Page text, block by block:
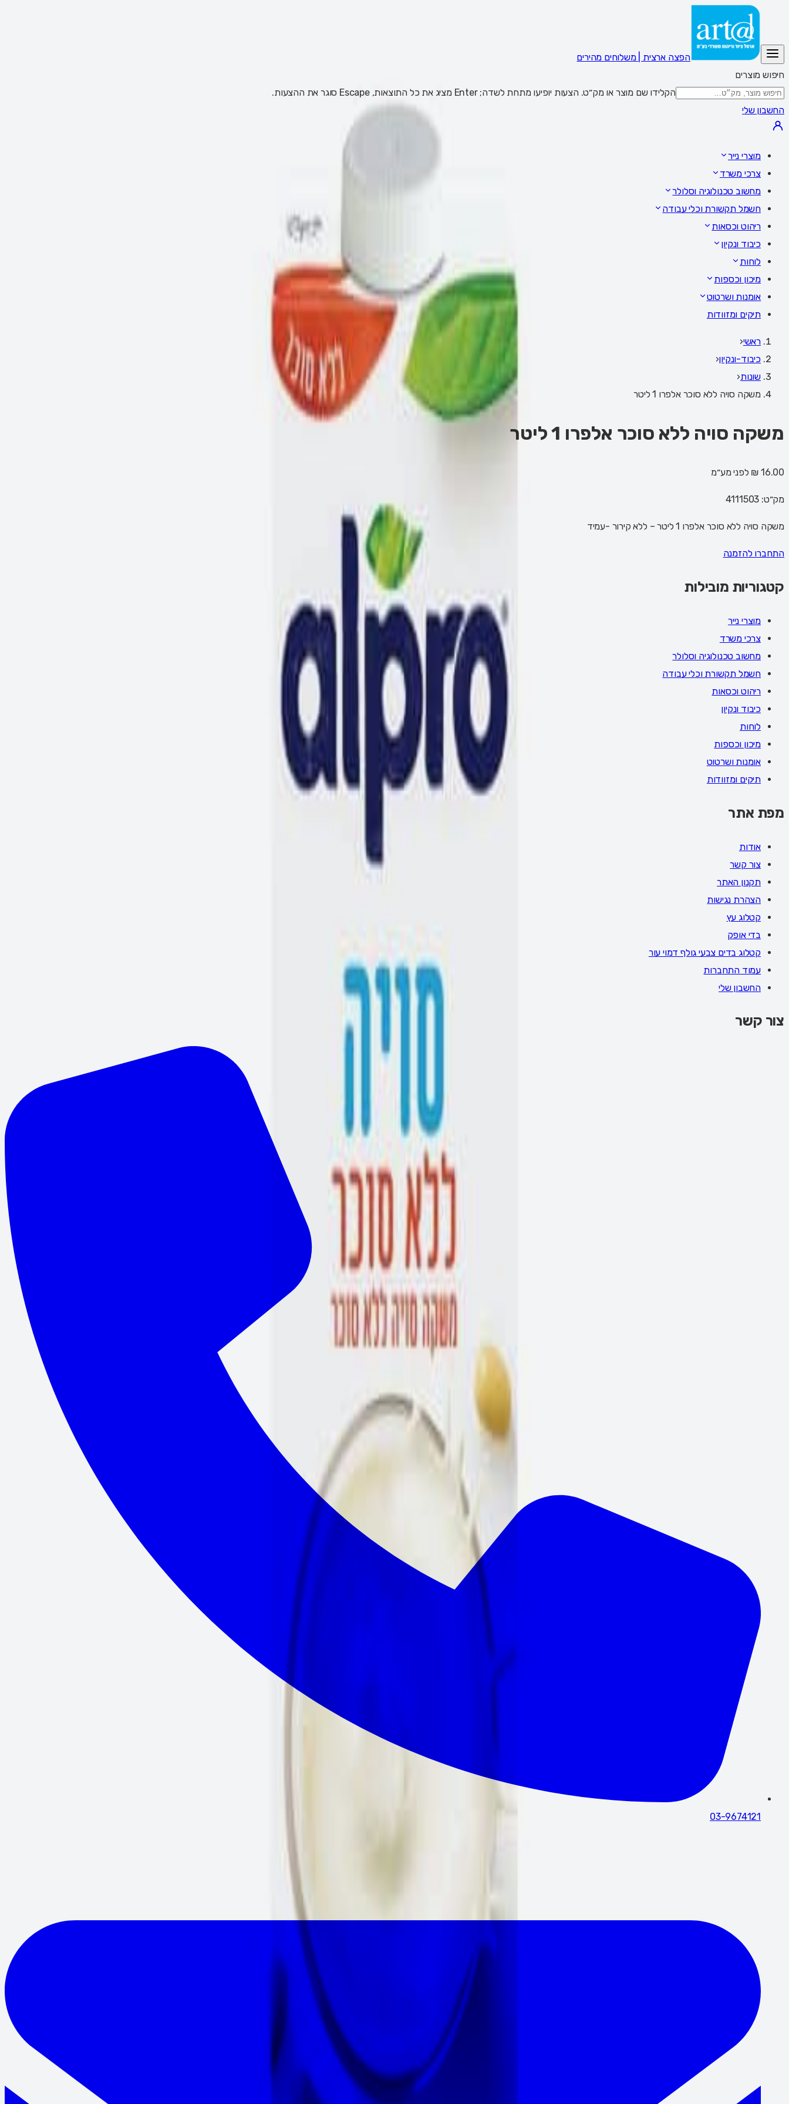
הפצה ארצית | משלוחים מהירים
חיפוש מוצרים
הקלידו שם מוצר או מק״ט. הצעות יופיעו מתחת לשדה; Enter מציג את כל התוצאות, Escape סוגר את ההצעות.
החשבון שלי
מוצרי נייר
צרכי משרד
מחשוב טכנולוגיה וסלולר
חשמל תקשורת וכלי עבודה
ריהוט וכסאות
כיבוד ונקיון
לוחות
מיכון וכספות
אומנות ושרטוט
תיקים ומזוודות
ראשי‹
כיבוד-ונקיון‹
שונות‹
משקה סויה ללא סוכר אלפרו 1 ליטר
משקה סויה ללא סוכר אלפרו 1 ליטר
16.00 ₪ לפני מע״מ
מק״ט: 4111503
משקה סויה ללא סוכר אלפרו 1 ליטר – ללא קירור -עמיד
התחברו להזמנה
קטגוריות מובילות
מוצרי נייר
צרכי משרד
מחשוב טכנולוגיה וסלולר
חשמל תקשורת וכלי עבודה
ריהוט וכסאות
כיבוד ונקיון
לוחות
מיכון וכספות
אומנות ושרטוט
תיקים ומזוודות
מפת אתר
אודות
צור קשר
תקנון האתר
הצהרת נגישות
קטלוג עץ
בדי אופק
קטלוג בדים צבעי גולף דמוי עור
עמוד התחברות
החשבון שלי
צור קשר
03-9674121